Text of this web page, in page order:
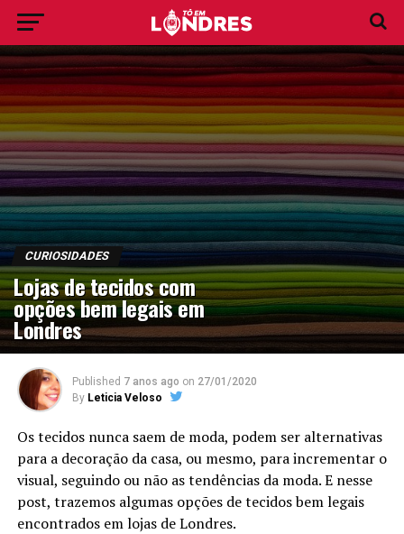
CURIOSIDADES
Lojas de tecidos com
opções bem legais em
Londres
Published 7 anos ago on 27/01/2020
By Leticia Veloso
Os tecidos nunca saem de moda, podem ser alternativas
para a decoração da casa, ou mesmo, para incrementar o
visual, seguindo ou não as tendências da moda. E nesse
post, trazemos algumas opções de tecidos bem legais
encontrados em lojas de Londres.